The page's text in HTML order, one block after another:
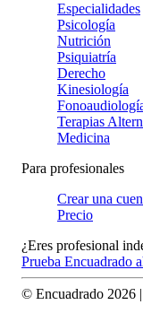
Especialidades
Psicología
Nutrición
Psiquiatría
Derecho
Kinesiología
Terapias
Medicina
Para profesionales
Crear una
Precio
¿Eres profesional
Prueba Encuadrado
© Encuadrado 2026